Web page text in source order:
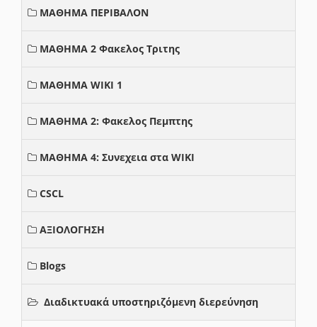
ΜΑΘΗΜΑ ΠΕΡΙΒΑΛΟΝ
ΜΑΘΗΜΑ 2 Φακελος Τριτης
ΜΑΘΗΜΑ WIKI 1
ΜΑΘΗΜΑ 2: Φακελος Πεμπτης
ΜΑΘΗΜΑ 4: Συνεχεια στα WIKI
CSCL
ΑΞΙΟΛΟΓΗΣΗ
Blogs
Διαδικτυακά υποστηριζόμενη διερεύνηση